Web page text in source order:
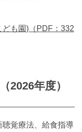
も園)（PDF：332
2026年度）
覚療法、給食指導